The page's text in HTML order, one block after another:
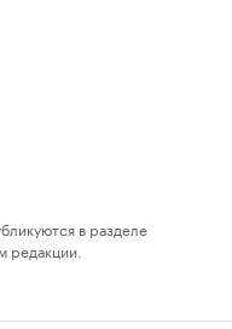
в разделе
редакции.